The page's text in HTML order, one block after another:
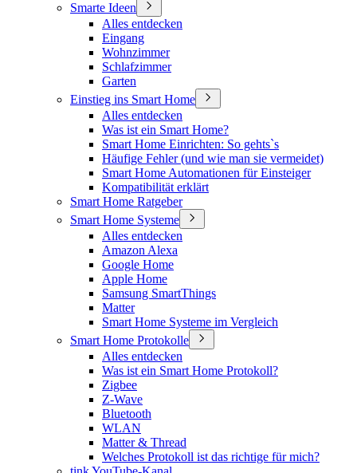
Smarte Ideen
Alles entdecken
Eingang
Wohnzimmer
Schlafzimmer
Garten
Einstieg ins Smart Home
Alles entdecken
Was ist ein Smart Home?
Smart Home Einrichten: So gehts`s
Häufige Fehler (und wie man sie vermeidet)
Smart Home Automationen für Einsteiger
Kompatibilität erklärt
Smart Home Ratgeber
Smart Home Systeme
Alles entdecken
Amazon Alexa
Google Home
Apple Home
Samsung SmartThings
Matter
Smart Home Systeme im Vergleich
Smart Home Protokolle
Alles entdecken
Was ist ein Smart Home Protokoll?
Zigbee
Z-Wave
Bluetooth
WLAN
Matter & Thread
Welches Protokoll ist das richtige für mich?